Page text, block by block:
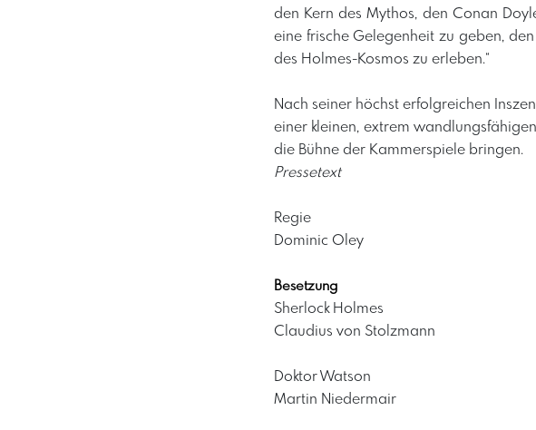
den Kern des Mythos, den Conan
eine frische Gelegenheit zu geben,
des Holmes-Kosmos zu erleben.“
​Nach seiner höchst erfolgreichen
einer kleinen, extrem
die Bühne der Kammerspiele bringen.
Pressetext
Regie
Dominic Oley
Besetzung
Sherlock Holmes
Claudius von Stolzmann
Doktor Watson
Martin Niedermair